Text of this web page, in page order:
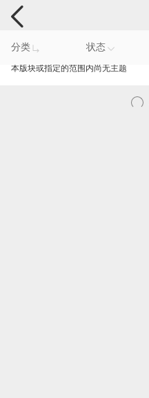
手机反馈
分类 状态
本版块或指定的范围内尚无主题